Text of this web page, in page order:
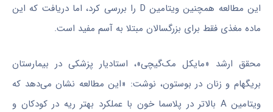
این مطالعه همچنین ویتامین D را بررسی کرد، اما دریافت که این
ماده مغذی فقط برای بزرگسالان مبتلا به آسم مفید است.
محقق ارشد «مایکل مک‌گیچی»، استادیار پزشکی در بیمارستان
بریگهام و زنان در بوستون، نوشت: «این مطالعه نشان می‌دهد که
ویتامین A بالاتر در پلاسما خون با عملکرد بهتر ریه در کودکان و